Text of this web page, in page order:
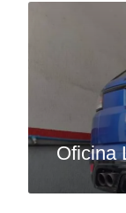
Oficina